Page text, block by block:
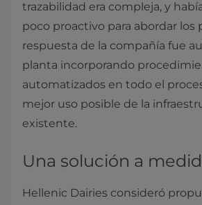
trazabilidad era compleja, y
poco proactivo para abordar los
respuesta de la compañía fue
planta incorporando
automatizados en todo el
mejor uso posible de la
existente.​
Una solución a
Hellenic Dairies consideró